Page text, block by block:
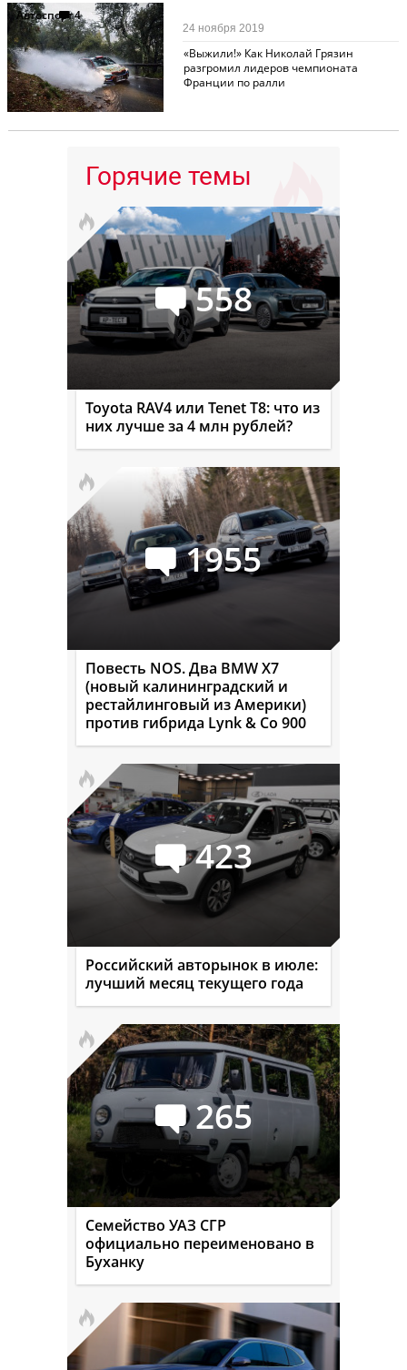
Автоспорт4
«Выжили!» Как Николай Грязин
разгромил лидеров чемпионата
Франции по ралли
24 ноября 2019
Горячие темы
558
Toyota RAV4 или Tenet T8: что из
них лучше за 4 млн рублей?
1955
Повесть NOS. Два BMW X7
(новый калининградский и
рестайлинговый из Америки)
против гибрида Lynk & Co 900
423
Российский авторынок в июле:
лучший месяц текущего года
265
Семейство УАЗ СГР
официально переименовано в
Буханку